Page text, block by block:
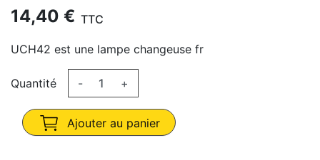
14,40 € TTC
UCH42 est une lampe changeuse fr
Quantité - +
Ajouter au panier